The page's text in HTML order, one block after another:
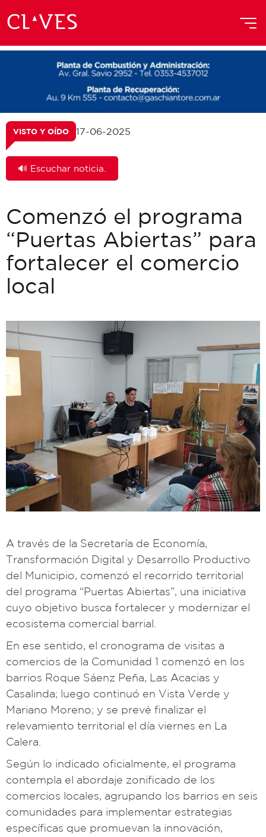
VISTO Y OÍDO 17-06-2025
🔊 Escuchar noticia.
Comenzó el programa
“Puertas Abiertas” para
fortalecer el comercio
local
A través de la Secretaría de Economía,
Transformación Digital y Desarrollo Productivo
del Municipio, comenzó el recorrido territorial
del programa “Puertas Abiertas”, una iniciativa
cuyo objetivo busca fortalecer y modernizar el
ecosistema comercial barrial.
En ese sentido, el cronograma de visitas a
comercios de la Comunidad 1 comenzó en los
barrios Roque Sáenz Peña, Las Acacias y
Casalinda; luego continuó en Vista Verde y
Mariano Moreno; y se prevé finalizar el
relevamiento territorial el día viernes en La
Calera.
Según lo indicado oficialmente, el programa
contempla el abordaje zonificado de los
comercios locales, agrupando los barrios en seis
comunidades para implementar estrategias
específicas que promuevan la innovación,